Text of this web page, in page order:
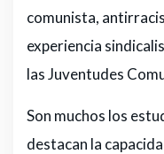
comunista,
experiencia
las Juventudes
Son muchos los
destacan la